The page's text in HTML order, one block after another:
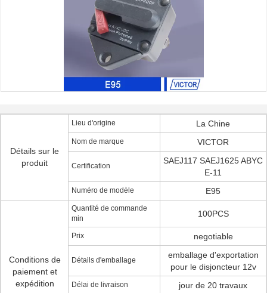
Détails sur le
produit
Lieu d'origine La Chine
Nom de marque VICTOR
Certification
SAEJ117 SAEJ1625 ABYC
E-11
Numéro de modèle E95
Conditions de
paiement et
expédition
Quantité de commande
min
100PCS
Prix negotiable
Détails d'emballage
emballage d'exportation
pour le disjoncteur 12v
Délai de livraison jour de 20 travaux